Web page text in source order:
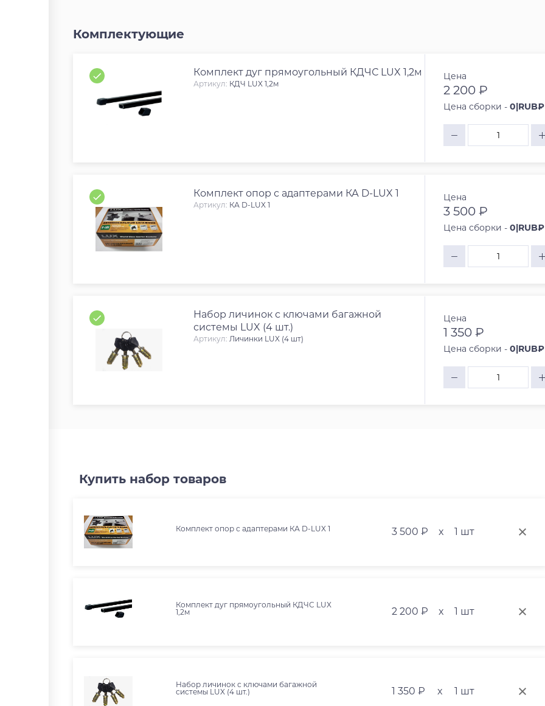
Комплектующие
Комплект дуг прямоугольный КДЧС LUX 1,2м
Артикул: КДЧ LUX 1,2м
Цена
2 200 ₽
Цена сборки -0|RUB₽
Комплект опор с адаптерами КА D-LUX 1
Артикул: КА D-LUX 1
Цена
3 500 ₽
Цена сборки -0|RUB₽
Набор личинок с ключами багажной
системы LUX (4 шт.)
Артикул: Личинки LUX (4 шт)
Цена
1 350 ₽
Цена сборки -0|RUB₽
Купить набор товаров
Комплект опор с адаптерами КА D-LUX 1 3 500 ₽ x 1 шт
Комплект дуг прямоугольный КДЧС LUX
1,2м
2 200 ₽ x 1 шт
Набор личинок с ключами багажной
системы LUX (4 шт.)
1 350 ₽ x 1 шт